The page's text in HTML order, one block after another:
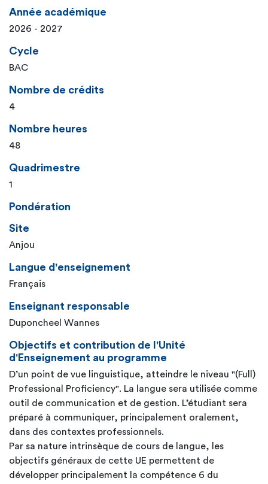
Année académique
2026 - 2027
Cycle
BAC
Nombre de crédits
4
Nombre heures
48
Quadrimestre
1
Pondération
Site
Anjou
Langue d'enseignement
Français
Enseignant responsable
Duponcheel Wannes
Objectifs et contribution de l'Unité
d'Enseignement au programme
D’un point de vue linguistique, atteindre le niveau "(Full)
Professional Proficiency". La langue sera utilisée comme
outil de communication et de gestion. L’étudiant sera
préparé à communiquer, principalement oralement,
dans des contextes professionnels.
Par sa nature intrinsèque de cours de langue, les
objectifs généraux de cette UE permettent de
développer principalement la compétence 6 du